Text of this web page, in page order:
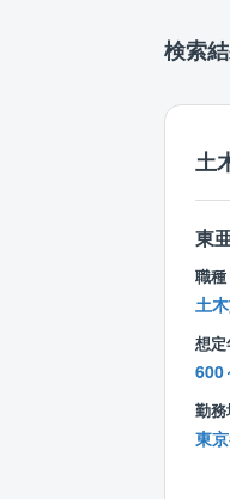
検索
土
東
職種
土
想
600
勤
東